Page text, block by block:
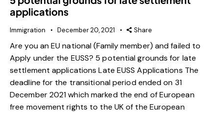
applications
Immigration December 20, 2021 Share
Are you an EU national (Family member) and failed to
Apply under the EUSS? 5 potential grounds for late
settlement applications Late EUSS Applications The
deadline for the transitional period ended on 31
December 2021 which marked the end of European
free movement rights to the UK of the European